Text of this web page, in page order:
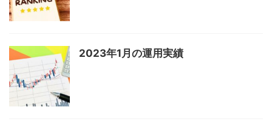
2023年1月の運用実績